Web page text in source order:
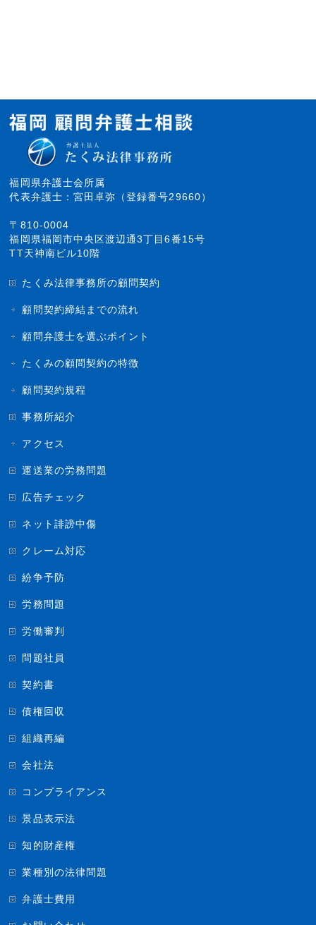
福岡県弁護士会所属
代表弁護士：宮田卓弥（登録番号29660）
〒810-0004
福岡県福岡市中央区渡辺通3丁目6番15号
TT天神南ビル10階
たくみ法律事務所の顧問契約
顧問契約締結までの流れ
顧問弁護士を選ぶポイント
たくみの顧問契約の特徴
顧問契約規程
事務所紹介
アクセス
運送業の労務問題
広告チェック
ネット誹謗中傷
クレーム対応
紛争予防
労務問題
労働審判
問題社員
契約書
債権回収
組織再編
会社法
コンプライアンス
景品表示法
知的財産権
業種別の法律問題
弁護士費用